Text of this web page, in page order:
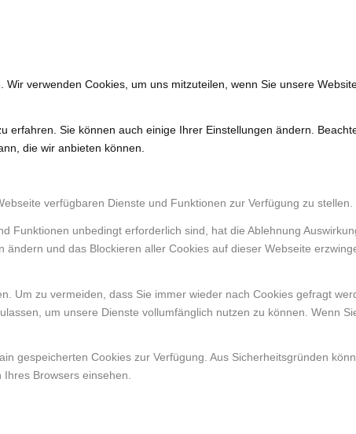
verwenden Cookies, um uns mitzuteilen, wenn Sie unsere
Sie können auch einige Ihrer Einstellungen ändern.
die wir anbieten können.
verfügbaren Dienste und Funktionen zur Verfügung zu stellen.
Funktionen unbedingt erforderlich sind, hat die Ablehnung
und das Blockieren aller Cookies auf dieser Webseite
Um zu vermeiden, dass Sie immer wieder nach Cookies gefragt
um unsere Dienste vollumfänglich nutzen zu können. Wenn
gespeicherten Cookies zur Verfügung. Aus Sicherheitsgründen
Browsers einsehen.